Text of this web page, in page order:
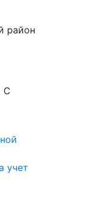
район
C
учет